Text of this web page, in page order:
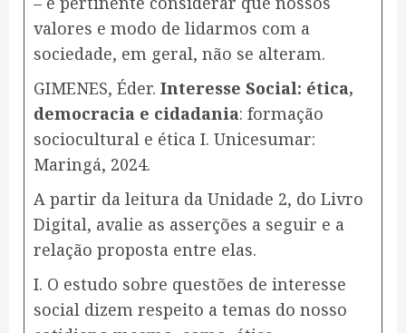
valores e modo de lidarmos com a
sociedade, em geral, não se alteram.
GIMENES, Éder. Interesse Social: ética,
democracia e cidadania: formação
sociocultural e ética I. Unicesumar:
Maringá, 2024.
A partir da leitura da Unidade 2, do Livro
Digital, avalie as asserções a seguir e a
relação proposta entre elas.
I. O estudo sobre questões de interesse
social dizem respeito a temas do nosso